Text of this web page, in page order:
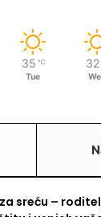
35 ℃
Tue
32
sreću –